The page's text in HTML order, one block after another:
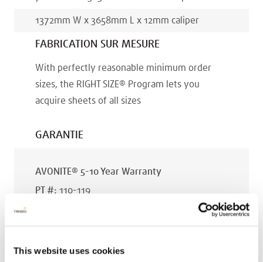
This website uses cookies
1372mm W x 3658mm L x 12mm caliper
FABRICATION SUR MESURE
With perfectly reasonable minimum order
sizes, the RIGHT SIZE® Program lets you
acquire sheets of all sizes
GARANTIE
AVONITE® 5-10 Year Warranty
PT #: 110-119